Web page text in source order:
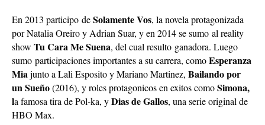
En 2013 participo deSolamente Vos, la novela protagonizada
por Natalia Oreiro y Adrian Suar, y en 2014 se sumo al reality
show Tu Cara Me Suena, del cual resulto ganadora. Luego
sumo participaciones importantes a su carrera, comoEsperanza
Miajunto a Lali Esposito y Mariano Martinez, Bailando por
un Sueño(2016), y roles protagonicos en exitos comoSimona,
la famosa tira de Pol-ka, yDias de Gallos, una serie original de
HBO Max.